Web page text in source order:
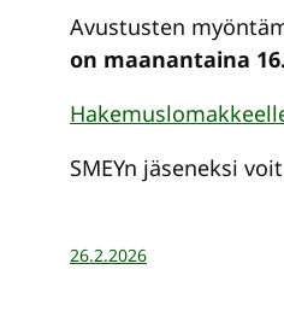
Avustusten
on maanantaina
SMEYn jäseneksi
26.2.2026